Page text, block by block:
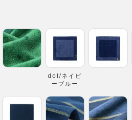
dot/ネイビ
ーブルー